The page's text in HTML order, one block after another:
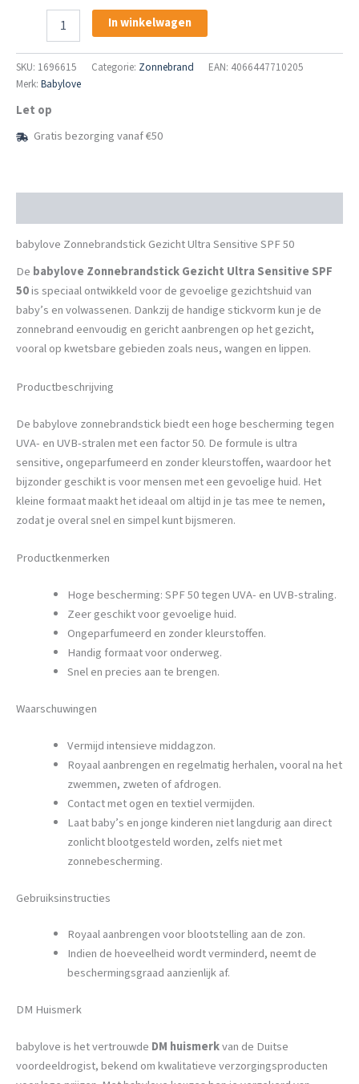
Zonnebrandstick
Ultra
Sensitive
50
aantal
In winkelwagen
SKU: 1696615 Categorie: Zonnebrand
EAN: 4066447710205
Merk: Babylove
Let op
Gratis bezorging vanaf €50
babylove Zonnebrandstick Gezicht Ultra Sensitive SPF 50
De babylove Zonnebrandstick Gezicht Ultra Sensitive SPF
50is speciaal ontwikkeld voor de gevoelige gezichtshuid van
baby’s en volwassenen. Dankzij de handige stickvorm kun je de
zonnebrand eenvoudig en gericht aanbrengen op het gezicht,
vooral op kwetsbare gebieden zoals neus, wangen en lippen.
Productbeschrijving
De babylove zonnebrandstick biedt een hoge bescherming tegen
UVA- en UVB-stralen met een factor 50. De formule is ultra
sensitive, ongeparfumeerd en zonder kleurstoffen, waardoor het
bijzonder geschikt is voor mensen met een gevoelige huid. Het
kleine formaat maakt het ideaal om altijd in je tas mee te nemen,
zodat je overal snel en simpel kunt bijsmeren.
Productkenmerken
Hoge bescherming: SPF 50 tegen UVA- en UVB-straling.
Zeer geschikt voor gevoelige huid.
Ongeparfumeerd en zonder kleurstoffen.
Handig formaat voor onderweg.
Snel en precies aan te brengen.
Waarschuwingen
Vermijd intensieve middagzon.
Royaal aanbrengen en regelmatig herhalen, vooral na het
zwemmen, zweten of afdrogen.
Contact met ogen en textiel vermijden.
Laat baby’s en jonge kinderen niet langdurig aan direct
zonlicht blootgesteld worden, zelfs niet met
zonnebescherming.
Gebruiksinstructies
Royaal aanbrengen voor blootstelling aan de zon.
Indien de hoeveelheid wordt verminderd, neemt de
beschermingsgraad aanzienlijk af.
DM Huismerk
babylove is het vertrouwde DM huismerkvan de Duitse
voordeeldrogist, bekend om kwalitatieve verzorgingsproducten